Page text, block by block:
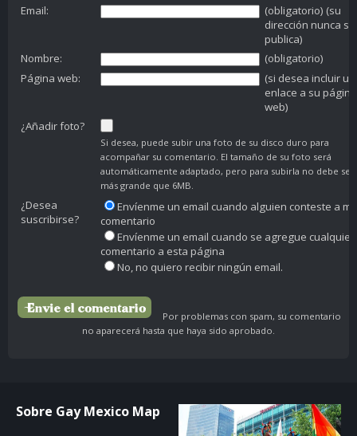
Email:
(obligatorio) (su
dirección nunca se
publica)
Nombre:
(obligatorio)
Página web:
(si desea incluir un
enlace a su página
web)
¿Añadir foto?
Si desea, puede subir una foto de su disco duro para
acompañar su comentario. El tamaño de su foto será
automáticamente adaptado, pero para subirla no debe ser
más grande que 6MB.
¿Desea
suscribirse?
Envíenme un email cuando alguien conteste a mi
comentario
Envíenme un email cuando se agregue cualquier
comentario a esta página
No, no quiero recibir ningún email.
Por problemas con spam, su comentario
no aparecerá hasta que haya sido aprobado.
Sobre Gay Mexico Map